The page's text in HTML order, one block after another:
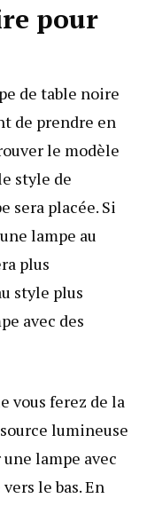
pour
de table noire
de prendre en
le modèle
style de
sera placée. Si
lampe au
plus
style plus
avec des
vous ferez de la
lumineuse
lampe avec
le bas. En